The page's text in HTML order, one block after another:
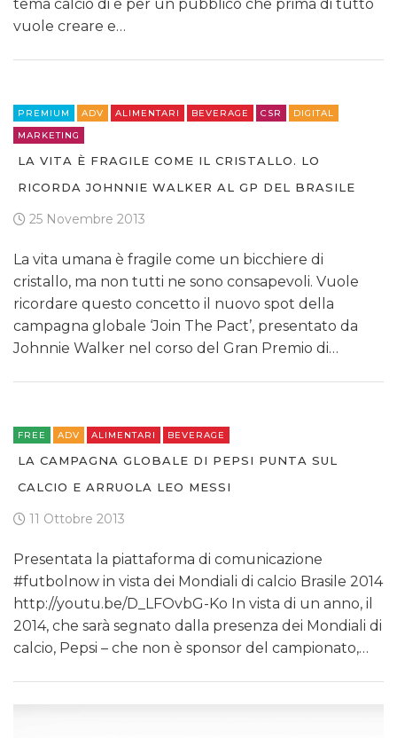
tema calcio di e per un pubblico che prima di tutto
vuole creare e…
PREMIUM ADV ALIMENTARI BEVERAGE CSR
DIGITAL
MARKETING
LA VITA È FRAGILE COME IL CRISTALLO. LO
RICORDA JOHNNIE WALKER AL GP DEL BRASILE
25 Novembre 2013
La vita umana è fragile come un bicchiere di
cristallo, ma non tutti ne sono consapevoli. Vuole
ricordare questo concetto il nuovo spot della
campagna globale ‘Join The Pact’, presentato da
Johnnie Walker nel corso del Gran Premio di…
FREE ADV ALIMENTARI BEVERAGE
LA CAMPAGNA GLOBALE DI PEPSI PUNTA SUL
CALCIO E ARRUOLA LEO MESSI
11 Ottobre 2013
Presentata la piattaforma di comunicazione
#futbolnow in vista dei Mondiali di calcio Brasile 2014
http://youtu.be/D_LFOvbG-Ko In vista di un anno, il
2014, che sarà segnato dalla presenza dei Mondiali di
calcio, Pepsi – che non è sponsor del campionato,…